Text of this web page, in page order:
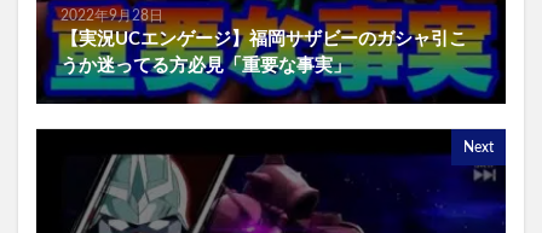
2022年9月28日
【実況UCエンゲージ】福岡サザビーのガシャ引こ
うか迷ってる方必見「重要な事実」
Next